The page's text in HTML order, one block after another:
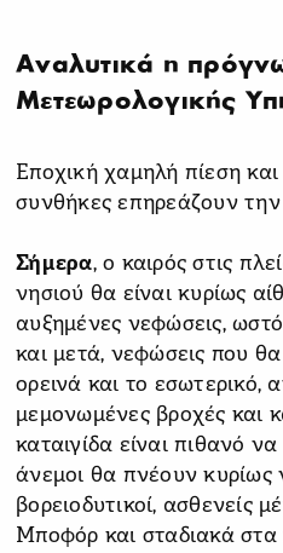
Αναλυτικά η
Μετεωρολογικής
Εποχική χαμηλή πίεση και
συνθήκες επηρεάζουν την
Σήμερα, ο καιρός στις
νησιού θα είναι κυρίως
αυξημένες νεφώσεις,
και μετά, νεφώσεις που
ορεινά και το εσωτερικό,
μεμονωμένες βροχές και
καταιγίδα είναι πιθανό
άνεμοι θα πνέουν κυρίως
βορειοδυτικοί, ασθενείς
Μποφόρ και σταδιακά στα